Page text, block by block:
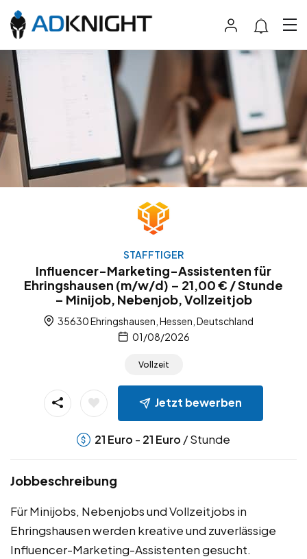
STAFFTIGER
Influencer-Marketing-Assistenten für
Ehringshausen (m/w/d) – 21,00 € / Stunde
– Minijob, Nebenjob, Vollzeitjob
35630 Ehringshausen, Hessen, Deutschland
01/08/2026
Vollzeit
Jetzt bewerben
21 Euro - 21 Euro / Stunde
Jobbeschreibung
Für Minijobs, Nebenjobs und Vollzeitjobs in
Ehringshausen werden kreative und zuverlässige
Influencer-Marketing-Assistenten gesucht.